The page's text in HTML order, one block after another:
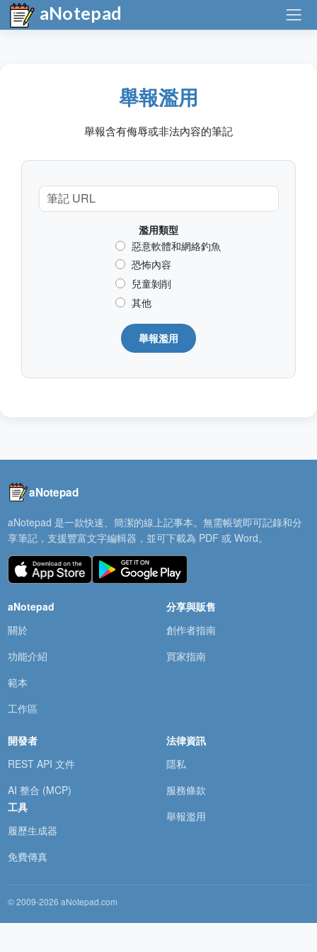
aNotepad
舉報濫用
舉報含有侮辱或非法內容的筆記
濫用類型
惡意軟體和網絡釣魚
恐怖內容
兒童剝削
其他
舉報濫用
aNotepad
aNotepad 是一款快速、簡潔的線上記事本。無需帳號即可記錄和分
享筆記，支援豐富文字編輯器，並可下載為 PDF 或 Word。
aNotepad
關於
功能介紹
範本
工作區
分享與販售
創作者指南
買家指南
開發者
REST API 文件
AI 整合 (MCP)
工具
履歷生成器
免費傳真
法律資訊
隱私
服務條款
舉報濫用
© 2009-2026 aNotepad.com